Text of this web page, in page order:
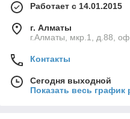
Работает с 14.01.2015
г. Алматы
г.Алматы, мкр.1, д.88,
Контакты
Сегодня выходной
Показать весь график